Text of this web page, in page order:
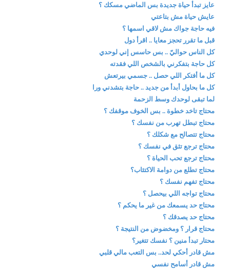
عايز تبدأ حياة جديدة بس الماضي مسكك ؟
عايش حياة مش بتاعتي
فيه حاجة جواك مش لاقي اسمها ؟
قبل ما تقرر تحجز معايا .. اقرأ دول
كل الناس حواليّ .. بس حاسس إني لوحدي
كل حاجة بتفكرني بالشخص اللي فقدته
كل ما أفتكر اللي حصل .. جسمي بيرتعش
كل ما بحاول أبدأ من جديد .. حاجة بتشدني ورا
لما تبقى لوحدك وسط الزحمة
محتاج تاخد خطوة .. بس الخوف موقفك ؟
محتاج تبطل تهرب من نفسك ؟
محتاج تتصالح مع شكلك ؟
محتاج ترجع تثق في نفسك ؟
محتاج ترجع تحب الحياة ؟
محتاج تطلع من دوامة الاكتئاب؟
محتاج تفهم نفسك ؟
محتاج تواجه اللي بيحصل ؟
محتاج حد يسمعك من غير ما يحكم ؟
محتاج حد يصدقك ؟
محتاج قرار ؟ ومخضوض من النتيجة ؟
محتار تبدأ منين ؟ نفسك تتغير؟
مش قادر أحكي لحد.. بس التعب مالي قلبي
مش قادر أسامح نفسي